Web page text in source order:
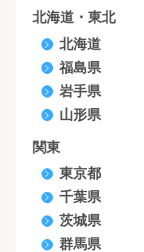
北海道・東北
北海道
福島県
岩手県
山形県
関東
東京都
千葉県
茨城県
群馬県